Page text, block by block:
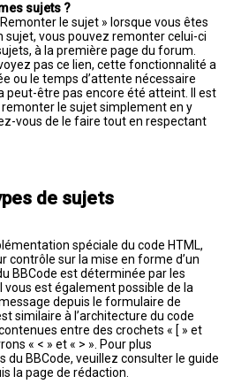
sujets ?
le sujet » lorsque vous êtes
sujet, vous pouvez remonter celui-ci
à la première page du forum.
pas ce lien, cette fonctionnalité a
ou le temps d’attente nécessaire
peut-être pas encore été atteint. Il est
le sujet simplement en y
vous de le faire tout en respectant
de sujets
spéciale du code HTML,
contrôle sur la mise en forme d’un
BBCode est déterminée par les
est également possible de la
depuis le formulaire de
similaire à l’architecture du code
entre des crochets « [ » et
« < » et « > ». Pour plus
du BBCode, veuillez consulter le guide
la page de rédaction.